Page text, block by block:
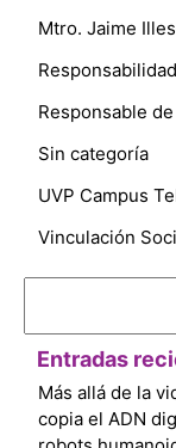
Mtro. Jaime
Responsable
Sin categoría
UVP Campus
Vinculación
Entradas
Más allá de la
copia el ADN